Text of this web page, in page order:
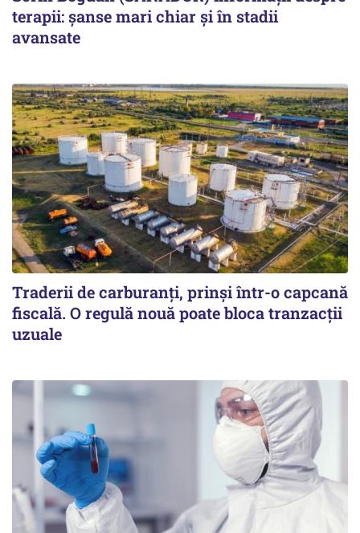
terapii: șanse mari chiar și în stadii
avansate
Traderii de carburanți, prinși într-o capcană
fiscală. O regulă nouă poate bloca tranzacții
uzuale